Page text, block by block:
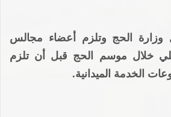
وزارة الحج وتلزم أعضاء مجالس
خلال موسم الحج قبل أن تلزم
الخدمة الميدانية.